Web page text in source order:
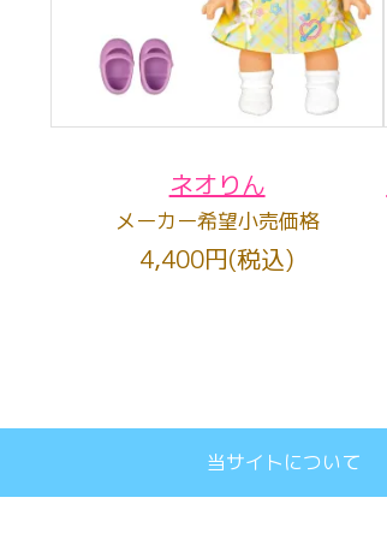
ネオりん
メーカー希望小売価格
4,400円(税込)
当サイトについて